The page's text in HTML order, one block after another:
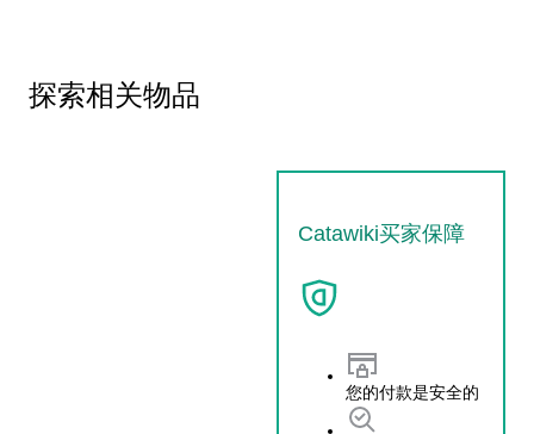
探索相关物品
Catawiki买家保障
您的付款是安全的